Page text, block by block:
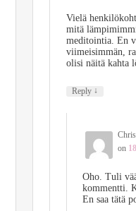
Vielä
mitä
meditointia. En
viimeisimmän,
olisi näitä kahta
Reply ↓
on
Oho. Tuli
kommentti.
En saa tätä